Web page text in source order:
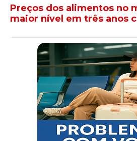
Preços dos alimentos no
maior nível em três anos